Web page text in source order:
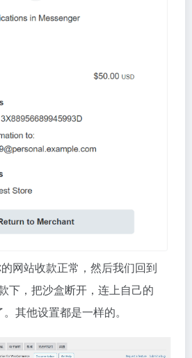
网站收款正常，然后我们回到
下，把沙盒断开，连上自己的
其他设置都是一样的。